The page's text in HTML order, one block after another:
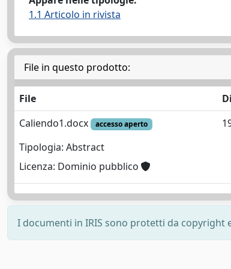
1.1 Articolo in rivista
File in questo prodotto:
File
Caliendo1.docx
accesso aperto
Tipologia: Abstract
Licenza: Dominio pubblico
I documenti in IRIS sono protetti da